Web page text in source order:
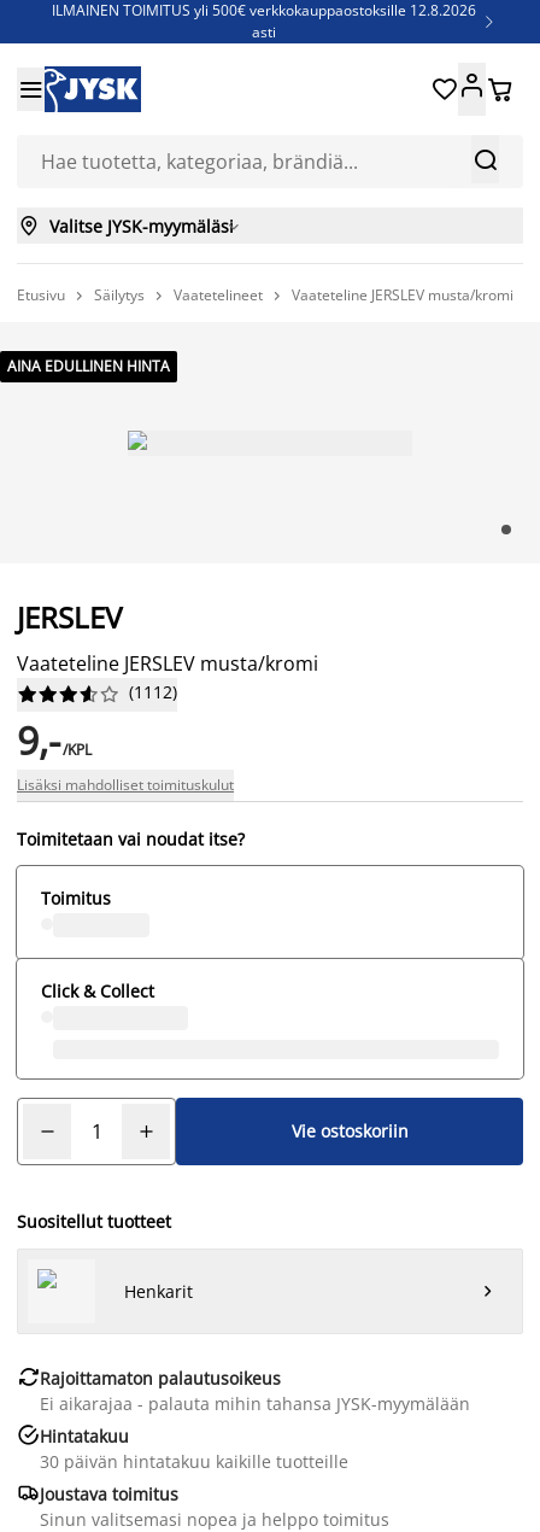
ILMAINEN TOIMITUS yli 500€ verkkokauppaostoksille 12.8.2026
asti

Jenkkisänkyjä - Säästä jopa 60%


 
 Valitse JYSK-myymäläsi
Etusivu  Säilytys  Vaatetelineet  Vaateteline JERSLEV musta/kromi
AINA EDULLINEN HINTA
JERSLEV
Vaateteline JERSLEV musta/kromi





 (1112)
9,-/KPL
Lisäksi mahdolliset toimituskulut
Toimitetaan vai noudat itse?
Toimitus
Click & Collect
Vie ostoskoriin
Suositellut tuotteet
Henkarit 
Rajoittamaton palautusoikeus
Ei aikarajaa - palauta mihin tahansa JYSK-myymälään
Hintatakuu
30 päivän hintatakuu kaikille tuotteille
Joustava toimitus
Sinun valitsemasi nopea ja helppo toimitus